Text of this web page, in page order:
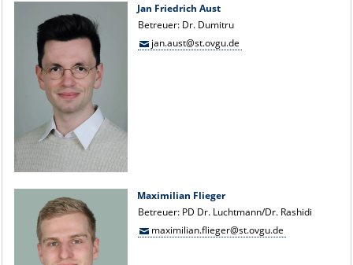
Jan Friedrich Aust
Betreuer: Dr. Dumitru
jan.aust@st.ovgu.de
Maximilian Flieger
Betreuer: PD Dr. Luchtmann/Dr. Rashidi
maximilian.flieger@st.ovgu.de